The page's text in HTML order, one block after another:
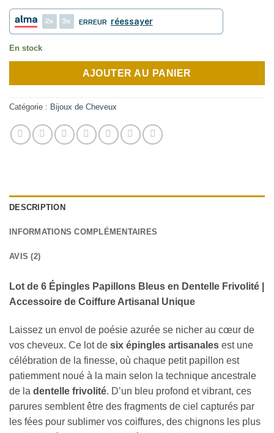
2 3 ERREUR réessayer
En stock
AJOUTER AU PANIER
Catégorie : Bijoux de Cheveux
DESCRIPTION
INFORMATIONS COMPLÉMENTAIRES
AVIS (2)
Lot de 6 Épingles Papillons Bleus en Dentelle Frivolité |
Accessoire de Coiffure Artisanal Unique
Laissez un envol de poésie azurée se nicher au cœur de
vos cheveux. Ce lot de six épingles artisanales est une
célébration de la finesse, où chaque petit papillon est
patiemment noué à la main selon la technique ancestrale
de la dentelle frivolité. D’un bleu profond et vibrant, ces
parures semblent être des fragments de ciel capturés par
les fées pour sublimer vos coiffures, des chignons les plus